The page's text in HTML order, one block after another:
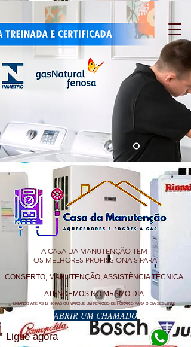
A CASA DA MANUTENÇÃO TEM
OS MELHORES PROFISSIONAIS PARA
CONSERTO, MANUTENÇÃO, ASSISTÊNCIA TÉCNICA
ATENDEMOS NO MESMO DIA
LIGANDO ATE AS 12 HORAS OU MARQUE UM PERÍODO DE HORÁRIO PARA O DIA SEGUINTE
ABRIR UM CHAMADO
Ligue agora